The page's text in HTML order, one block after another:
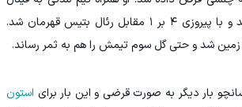
رسید و با پیروزی ۴ بر ۱ مقابل رئال بتیس قهرمان شد.
بار دیگر به صورت قرضی و این بار برای استون